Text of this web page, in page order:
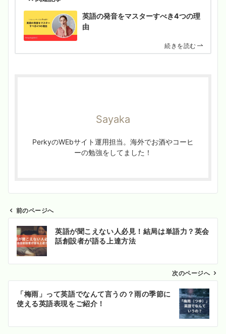
英語の発音をマスターすべき4つの理
由
続きを読む
Sayaka
PerkyのWEbサイト運用担当。海外でお酒やコーヒ
ーの勉強をしてました！
ビ
ン
前のページへ
英語が聞こえない人必見！結局は単語力？英会
話創設者が語る上達方法
次のページへ
「梅雨」って英語でなんて言うの？雨の季節に
使える英語表現をご紹介！